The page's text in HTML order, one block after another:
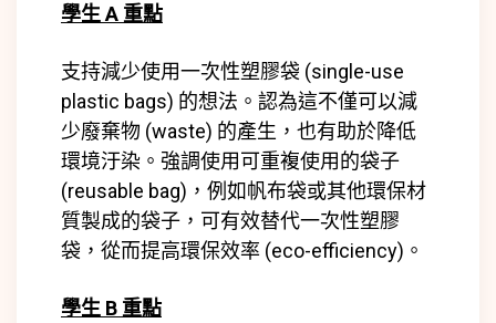
學生 A 重點
支持減少使用一次性塑膠袋 (single-use
plastic bags) 的想法。認為這不僅可以減
少廢棄物 (waste) 的產生，也有助於降低
環境汙染。強調使用可重複使用的袋子
(reusable bag) ，例如帆布袋或其他環保材
質製成的袋子，可有效替代一次性塑膠
袋，從而提高環保效率 (eco-efficiency) 。
學生 B 重點